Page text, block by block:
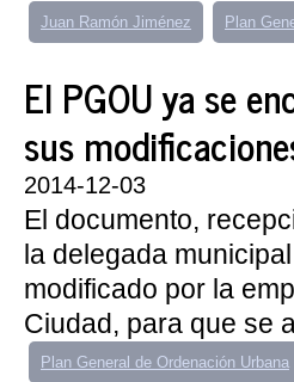
Juan Ramón Jiménez Plan
El PGOU ya se
sus
2014-12-03
El documento,
la delegada
modificado por la
Ciudad, para que se
Plan General de Ordenación Urbana